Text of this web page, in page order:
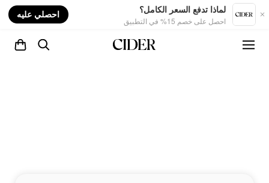
لماذا تدفع السعر الكامل؟
احصل على خصم 15% في التطبيق
احصلي عليه